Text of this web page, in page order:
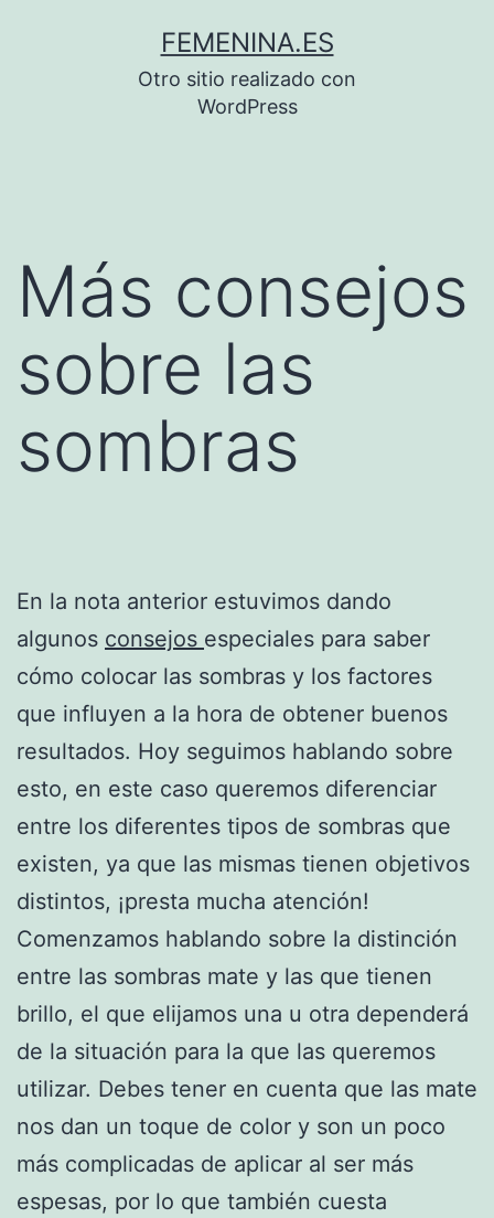
FEMENINA.ES
Otro sitio realizado con
WordPress
Más consejos
sobre las
sombras
En la nota anterior estuvimos dando
algunos consejos especiales para saber
cómo colocar las sombras y los factores
que influyen a la hora de obtener buenos
resultados. Hoy seguimos hablando sobre
esto, en este caso queremos diferenciar
entre los diferentes tipos de sombras que
existen, ya que las mismas tienen objetivos
distintos, ¡presta mucha atención!
Comenzamos hablando sobre la distinción
entre las sombras mate y las que tienen
brillo, el que elijamos una u otra dependerá
de la situación para la que las queremos
utilizar. Debes tener en cuenta que las mate
nos dan un toque de color y son un poco
más complicadas de aplicar al ser más
espesas, por lo que también cuesta